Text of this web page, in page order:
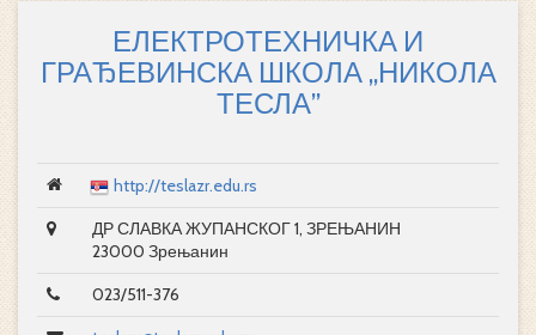
ЕЛЕКТРОТЕХНИЧКА И
ГРАЂЕВИНСКА ШКОЛА „НИКОЛА
ТЕСЛА”
http://teslazr.edu.rs
ДР СЛАВКА ЖУПАНСКОГ 1, ЗРЕЊАНИН
23000 Зрењанин
023/511-376